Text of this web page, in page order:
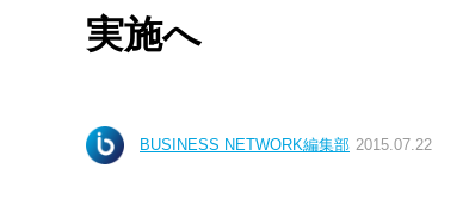
実施へ
BUSINESS NETWORK編集部 2015.07.22